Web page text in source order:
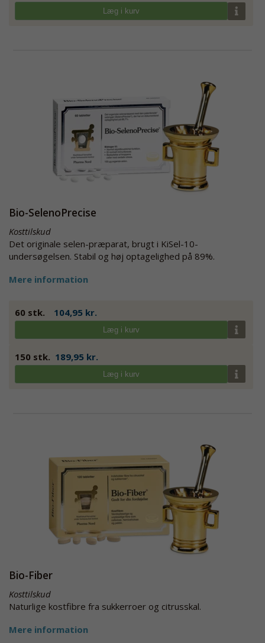
Læg i kurv
Bio-SelenoPrecise
Kosttilskud
Det originale selen-præparat, brugt i KiSel-10-
undersøgelsen. Stabil og høj optagelighed på 89%.
Mere information
60 stk. 104,95 kr.
Læg i kurv
150 stk. 189,95 kr.
Læg i kurv
Bio-Fiber
Kosttilskud
Naturlige kostfibre fra sukkerroer og citrusskal.
Mere information